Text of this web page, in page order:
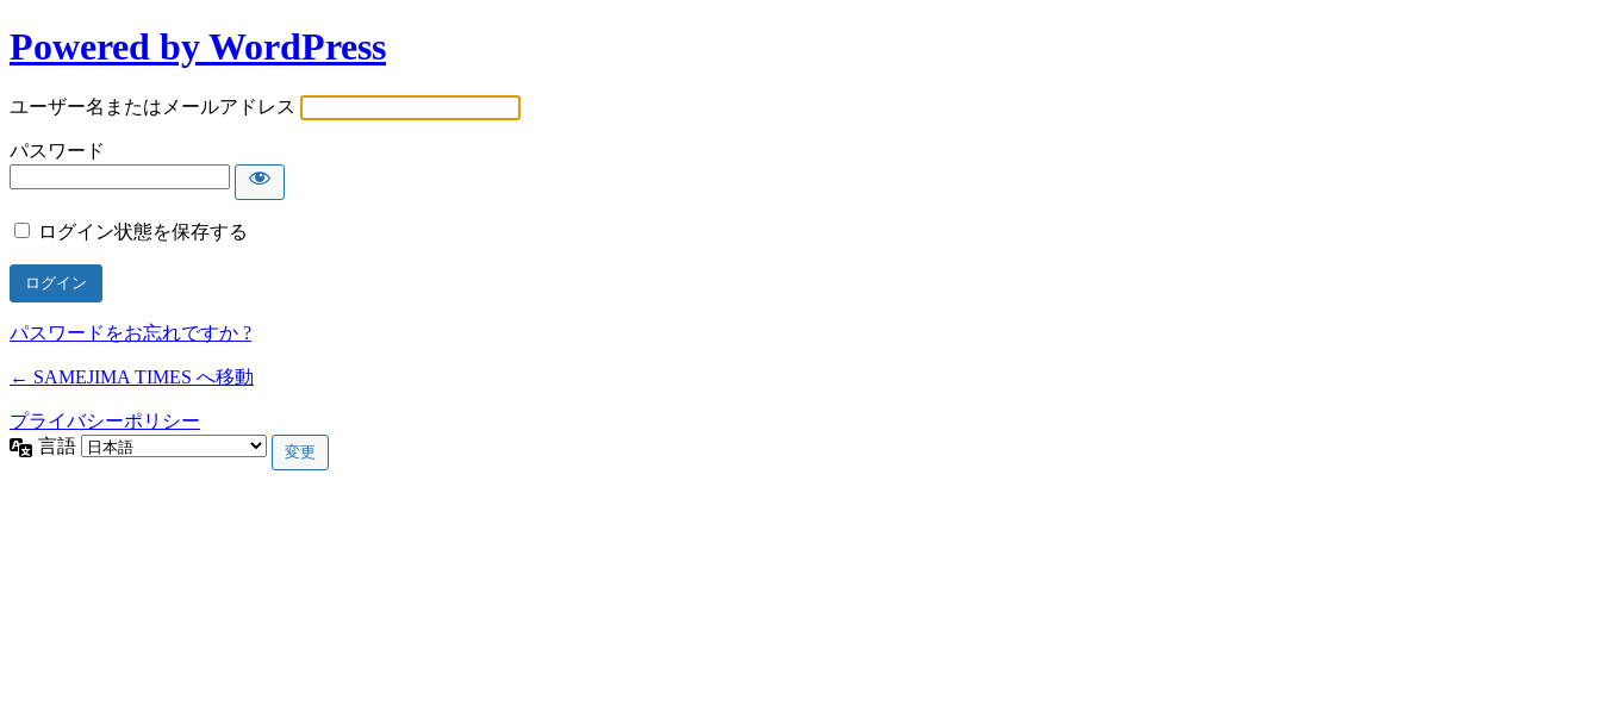
Powered by WordPress
ユーザー名またはメールアドレス
パスワード
ログイン状態を保存する
パスワードをお忘れですか ?
← SAMEJIMA TIMES へ移動
プライバシーポリシー
言語